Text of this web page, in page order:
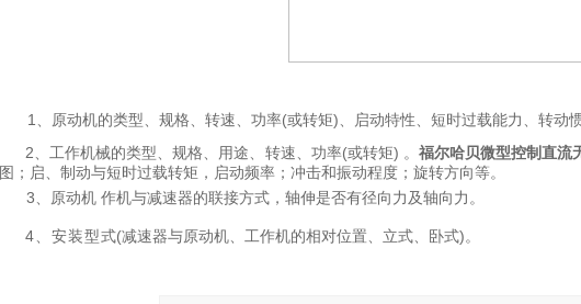
1 原动机的类型、规格、转速、功率(或转矩)、启动特性、短时过载能力、转动惯
2 、工作机械的类型、规格、用途、转速、功率(或转矩) 。 福尔哈贝微型控制直流
图；启、制动与短时过载转矩，启动频率；冲击和振动程度；旋转方向等。
3 、原动机 作机与减速器的联接方式，轴伸是否有径向力及轴向力。
4 、安装型式(减速器与原动机、工作机的相对位置、立式、卧式)。